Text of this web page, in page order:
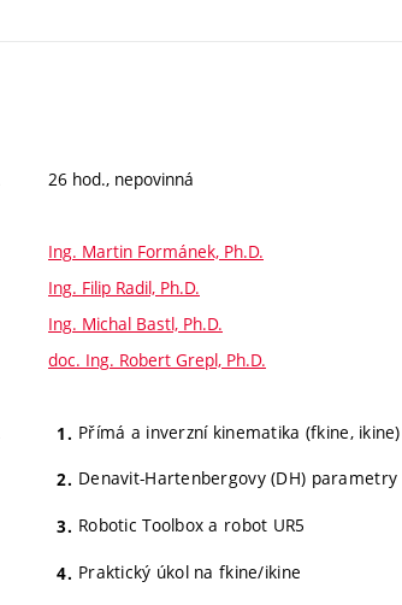
26 hod., nepovinná
Ing. Martin Formánek, Ph.D.
Ing. Filip Radil, Ph.D.
Ing. Michal Bastl, Ph.D.
doc. Ing. Robert Grepl, Ph.D.
Přímá a inverzní kinematika (fkine, ikine)
Denavit-Hartenbergovy (DH) parametry
Robotic Toolbox a robot UR5
Praktický úkol na fkine/ikine